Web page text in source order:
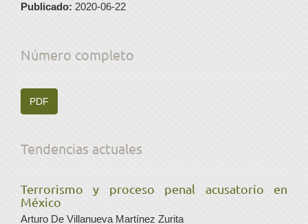
Publicado: 2020-06-22
Número completo
PDF
Tendencias actuales
Terrorismo y proceso penal acusatorio en
México
Arturo De Villanueva Martínez Zurita